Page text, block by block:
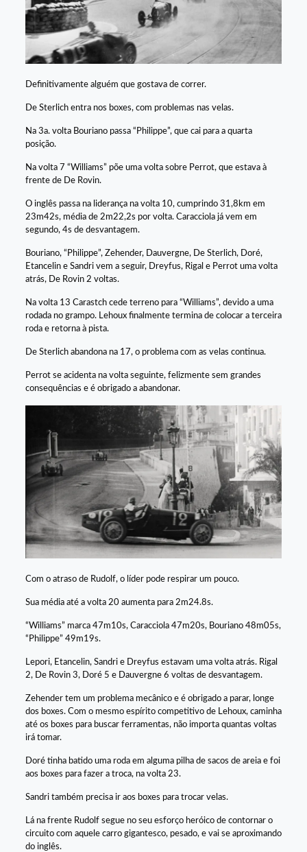
Definitivamente alguém que gostava de correr.
De Sterlich entra nos boxes, com problemas nas velas.
Na 3a. volta Bouriano passa “Philippe”, que cai para a quarta
posição.
Na volta 7 “Williams” põe uma volta sobre Perrot, que estava à
frente de De Rovin.
O inglês passa na liderança na volta 10, cumprindo 31,8km em
23m42s, média de 2m22,2s por volta. Caracciola já vem em
segundo, 4s de desvantagem.
Bouriano, “Philippe”, Zehender, Dauvergne, De Sterlich, Doré,
Etancelin e Sandri vem a seguir, Dreyfus, Rigal e Perrot uma volta
atrás, De Rovin 2 voltas.
Na volta 13 Carastch cede terreno para “Williams”, devido a uma
rodada no grampo. Lehoux finalmente termina de colocar a terceira
roda e retorna à pista.
De Sterlich abandona na 17, o problema com as velas continua.
Perrot se acidenta na volta seguinte, felizmente sem grandes
consequências e é obrigado a abandonar.
Com o atraso de Rudolf, o líder pode respirar um pouco.
Sua média até a volta 20 aumenta para 2m24.8s.
“Williams” marca 47m10s, Caracciola 47m20s, Bouriano 48m05s,
“Philippe” 49m19s.
Lepori, Etancelin, Sandri e Dreyfus estavam uma volta atrás. Rigal
2, De Rovin 3, Doré 5 e Dauvergne 6 voltas de desvantagem.
Zehender tem um problema mecânico e é obrigado a parar, longe
dos boxes. Com o mesmo espírito competitivo de Lehoux, caminha
até os boxes para buscar ferramentas, não importa quantas voltas
irá tomar.
Doré tinha batido uma roda em alguma pilha de sacos de areia e foi
aos boxes para fazer a troca, na volta 23.
Sandri também precisa ir aos boxes para trocar velas.
Lá na frente Rudolf segue no seu esforço heróico de contornar o
circuito com aquele carro gigantesco, pesado, e vai se aproximando
do inglês.